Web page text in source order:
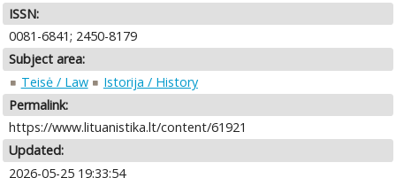
ISSN:
0081-6841; 2450-8179
Subject area:
Teisė / Law
Istorija / History
Permalink:
https://www.lituanistika.lt/content/61921
Updated:
2026-05-25 19:33:54